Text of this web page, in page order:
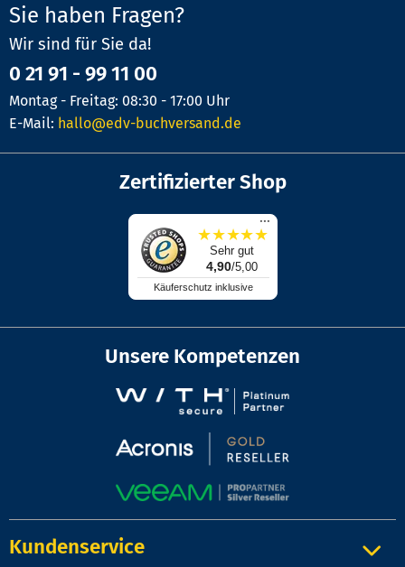
Sie haben Fragen?
Wir sind für Sie da!
0 21 91 - 99 11 00
Montag - Freitag: 08:30 - 17:00 Uhr
E-Mail: hallo@edv-buchversand.de
Zertifizierter Shop
...
★★★★★
Sehr gut
4,90/5,00
Käuferschutz inklusive
Unsere Kompetenzen
Kundenservice